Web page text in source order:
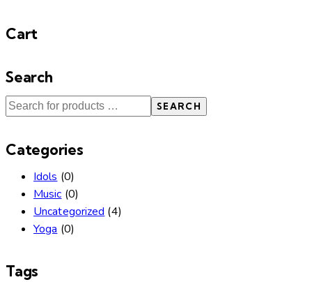
Cart
Search
SEARCH
Categories
Idols (0)
Music (0)
Uncategorized (4)
Yoga (0)
Tags